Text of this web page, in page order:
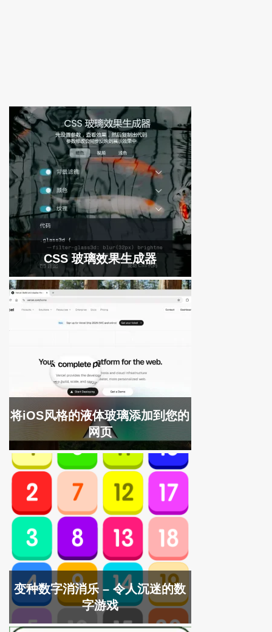
CSS 玻璃效果生成器
将iOS风格的液体玻璃添加到您的
网页
变种数字消消乐 – 令人沉迷的数
字游戏